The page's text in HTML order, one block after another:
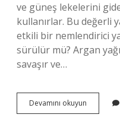
ve güneş lekelerini
kullanırlar. Bu değerli
etkili bir nemlendirici
sürülür mü? Argan
savaşır ve…
Devamını okuyun
Argan